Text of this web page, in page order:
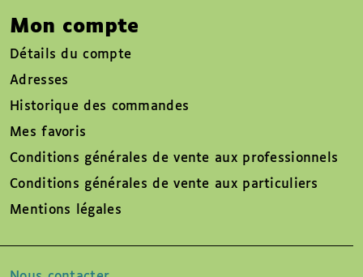
Mon compte
Détails du compte
Adresses
Historique des commandes
Mes favoris
Conditions générales de vente aux professionnels
Conditions générales de vente aux particuliers
Mentions légales